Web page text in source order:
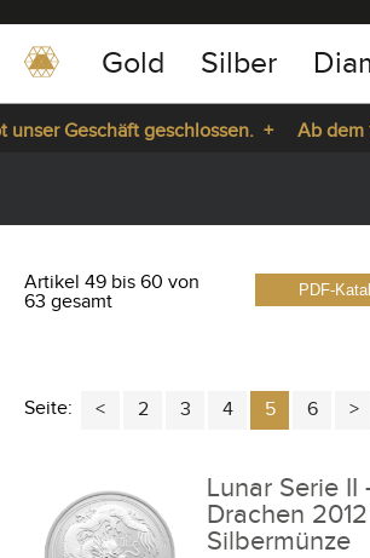
Gold Silber
Geschäft geschlossen. +
Ab dem
PDF-
Artikel 49 bis 60 von
63 gesamt
Seite: 2 3 4 5 6
Lunar Serie II
Drachen
Silbermünze